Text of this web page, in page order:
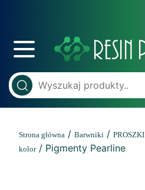
Strona główna / Barwniki / PROSZKI
kolor/ Pigmenty Pearline